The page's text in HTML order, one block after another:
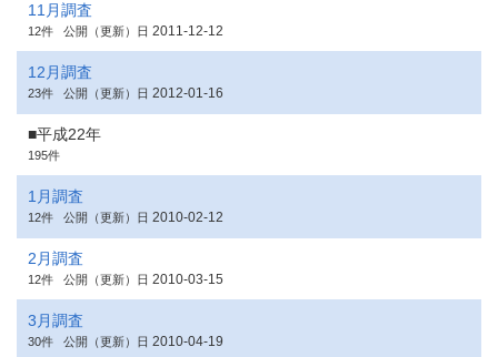
11月調査
12件 公開（更新）日 2011-12-12
12月調査
23件 公開（更新）日 2012-01-16
■平成22年
195件
1月調査
12件 公開（更新）日 2010-02-12
2月調査
12件 公開（更新）日 2010-03-15
3月調査
30件 公開（更新）日 2010-04-19